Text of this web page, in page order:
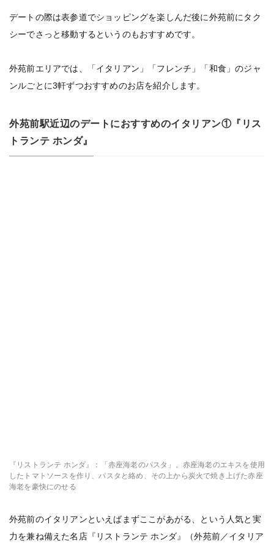
デートの際は表参道でショッピングを楽しんだ後に外苑前にタク
シーでさっと移動するというのもおすすめです。
外苑前エリアでは、「イタリアン」「フレンチ」「和食」のジャ
ンルごとに3軒ずつおすすめのお店を紹介します。
外苑前駅近辺のデートにおすすめのイタリアン①『リス
トランテ ホンダ』
『リストランテ ホンダ』：「赤座海老のパスタ」。赤座海老のエキスを使用
したトマトソースを作り、パスタと絡め、その上から炭火で焼き上げた赤座
海老を豪快にのせる
外苑前のイタリアンといえばまずここがあがる、という人気と実
力を兼ね備えた名店『リストランテ ホンダ』（外苑前／イタリア